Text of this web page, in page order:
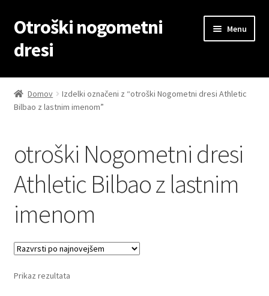
Skip
to
navigation
Skip
to
content
Otroški nogometni
dresi
Menu
Domov
Blog
Košarica
Moj račun
Domov
Izdelki označeni z “otroški Nogometni dresi Athletic
Bilbao z lastnim imenom”
otroški Nogometni dresi
Athletic Bilbao z lastnim
imenom
Prikaz rezultata